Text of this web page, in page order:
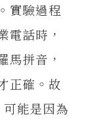
實驗過程
電話時，
馬拼音，
正確。故
能是因為